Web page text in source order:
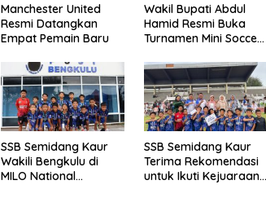
Manchester United
Resmi Datangkan
Empat Pemain Baru
Wakil Bupati Abdul
Hamid Resmi Buka
Turnamen Mini Soccer
SSB Semidang Kaur
Wakili Bengkulu di
MILO National
SSB Semidang Kaur
Terima Rekomendasi
untuk Ikuti Kejuaraan